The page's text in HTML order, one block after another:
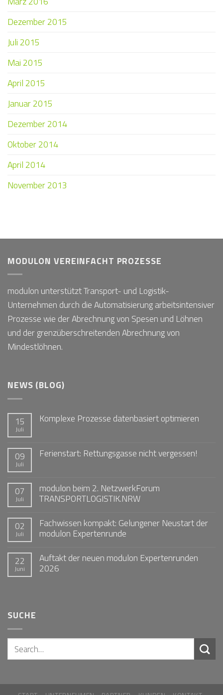
Dezember 2015
Juli 2015
Mai 2015
April 2015
Januar 2015
Dezember 2014
Oktober 2014
April 2014
November 2013
MODULON VEREINFACHT PROZESSE
modulon unterstützt Transport- und Logistik-
Unternehmen durch die Automatisierung arbeitsintensiver
Prozesse wie der Abrechnung von Spesen und Löhnen
und der grenzüberschreitenden Abrechnung von
Mindestlöhnen.
NEWS (BLOG)
15
Juli
Komplexe Prozesse datenbasiert optimieren
09
Juli
Ferienstart: Rettungsgasse nicht vergessen!
07
Juli
modulon beim 2. NetzwerkForum
TRANSPORTLOGISTIK.NRW
02
Juli
Fachwissen kompakt: Gelungener Neustart der
modulon Expertenrunde
22
Juni
Auftakt der neuen modulon Expertenrunden
2026
SUCHE